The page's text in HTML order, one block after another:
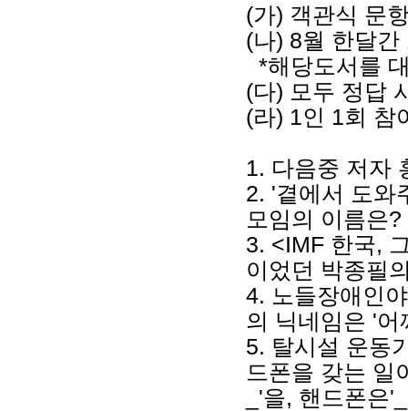
(가) 객관식 문
(나) 8월 한달
*해당도서를
(다) 모두 정답
(라) 1인 1회 참
1. 다음중 저자
2. '곁에서 도와
모임의 이름은?
3. <IMF 한국,
이었던 박종필
4. 노들장애인
의 닉네임은 '
5. 탈시설 운동
드폰을 갖는 일
_'을, 핸드폰은